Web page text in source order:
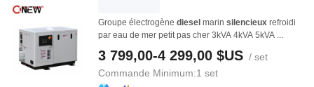
Groupe électrogène diesel marin silencieux refroidi
par eau de mer petit pas cher 3kVA 4kVA 5kVA ...
3 799,00-4 299,00 $US / set
Commande Minimum:1 set